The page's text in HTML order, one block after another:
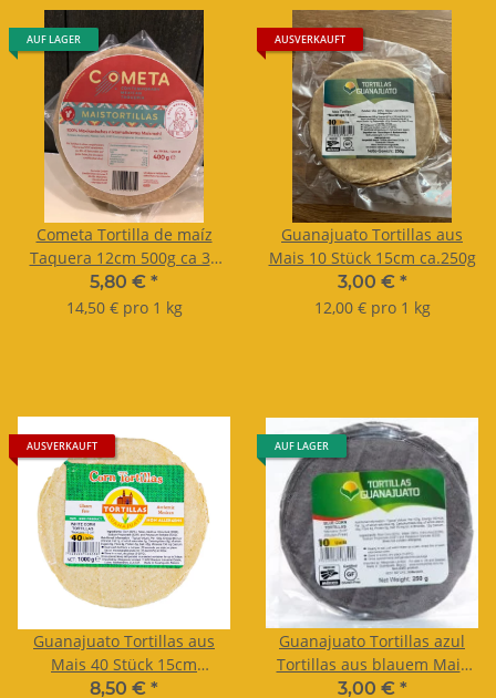
AUF LAGER
Cometa Tortilla de maíz
Taquera 12cm 500g ca 30
Stück
5,80 € *
14,50 € pro 1 kg
AUSVERKAUFT
Guanajuato Tortillas aus
Mais 10 Stück 15cm ca.250g
3,00 € *
12,00 € pro 1 kg
AUSVERKAUFT
Guanajuato Tortillas aus
Mais 40 Stück 15cm
ca.1000g
8,50 € *
AUF LAGER
Guanajuato Tortillas azul
Tortillas aus blauem Mais
10 Stück 15cm ca.250g -
3,00 € *